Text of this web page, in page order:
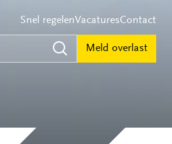
Snel regelenVacaturesContact
Zoeken
Meld overlast